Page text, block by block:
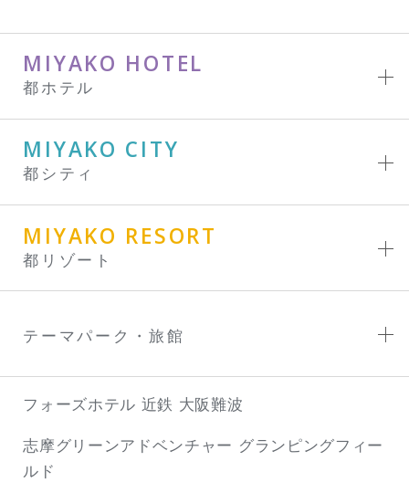
MIYAKO HOTEL
都ホテル
MIYAKO CITY
都シティ
MIYAKO RESORT
都リゾート
テーマパーク・旅館
フォーズホテル 近鉄 大阪難波
志摩グリーンアドベンチャー グランピングフィー
ルド